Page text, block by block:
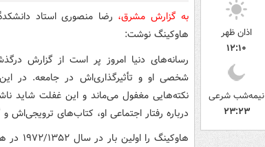
اذان ظهر
۱۲:۱۰
نیمه‌شب شرعی
۲۳:۲۳
به گزارش مشرق، رضا منصوری استاد
هاوکینگ نوشت:
رسانه‌های دنیا امروز پر است از گزارش
شخصی او و تأثیرگذاری‌اش در جامعه. در
نکته‌هایی مغفول می‌ماند و این غفلت شاید
درباره رفتار اجتماعی او، کتاب‌های